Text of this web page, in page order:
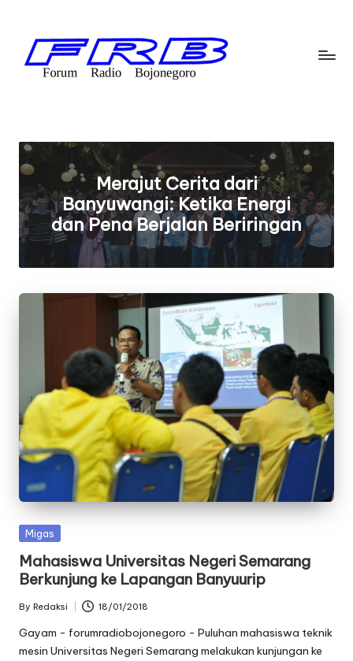
content
r
u
m
R
a
di
o
n
e
g
o
r
o
Merajut Cerita dari
Banyuwangi: Ketika Energi
dan Pena Berjalan Beriringan
Posted
Migas
Mahasiswa Universitas Negeri Semarang
Berkunjung ke Lapangan Banyuurip
Posted
by
By Redaksi 18/01/2018
Gayam - forumradiobojonegoro - Puluhan mahasiswa teknik
mesin Universitas Negeri Semarang melakukan kunjungan ke